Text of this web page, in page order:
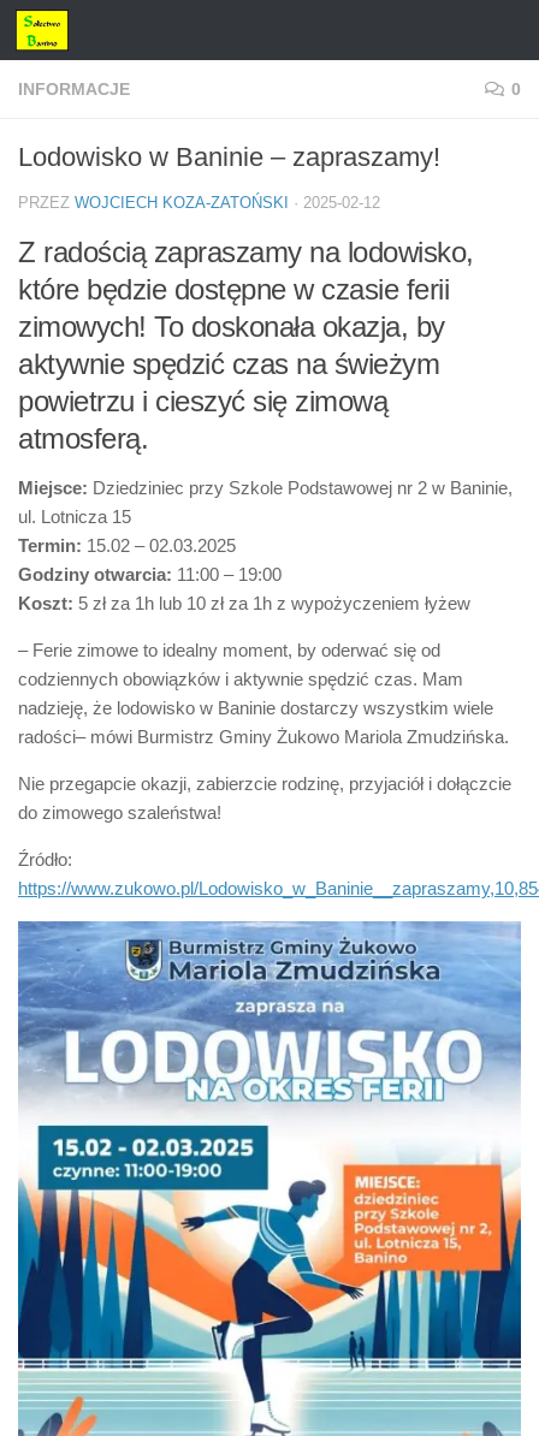
Przejdź do treści
INFORMACJE 0
Lodowisko w Baninie – zapraszamy!
PRZEZ WOJCIECH KOZA-ZATOŃSKI · 2025-02-12
Z radością zapraszamy na lodowisko,
które będzie dostępne w czasie ferii
zimowych! To doskonała okazja, by
aktywnie spędzić czas na świeżym
powietrzu i cieszyć się zimową
atmosferą.
Miejsce: Dziedziniec przy Szkole Podstawowej nr 2 w Baninie,
ul. Lotnicza 15
Termin: 15.02 – 02.03.2025
Godziny otwarcia: 11:00 – 19:00
Koszt: 5 zł za 1h lub 10 zł za 1h z wypożyczeniem łyżew
– Ferie zimowe to idealny moment, by oderwać się od
codziennych obowiązków i aktywnie spędzić czas. Mam
nadzieję, że lodowisko w Baninie dostarczy wszystkim wiele
radości– mówi Burmistrz Gminy Żukowo Mariola Zmudzińska.
Nie przegapcie okazji, zabierzcie rodzinę, przyjaciół i dołączcie
do zimowego szaleństwa!
Źródło:
https://www.zukowo.pl/